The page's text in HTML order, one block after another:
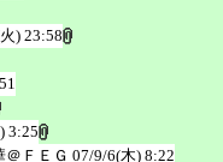
) 23:58
3:25
＠ＦＥＧ 07/9/6(木) 8:22